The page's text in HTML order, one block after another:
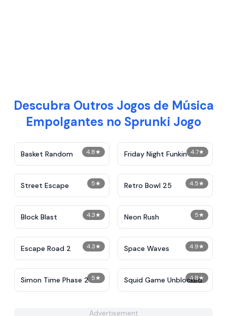
Descubra Outros Jogos de Música
Empolgantes no Sprunki Jogo
4.8★
Basket Random 4.7★
Friday Night Funkin
5★
Street Escape 4.5★
Retro Bowl 25
4.3★
Block Blast 5★
Neon Rush
4.3★
Escape Road 2 4.9★
Space Waves
5★
Simon Time Phase 2 4.8★
Squid Game Unblocked
Advertisement